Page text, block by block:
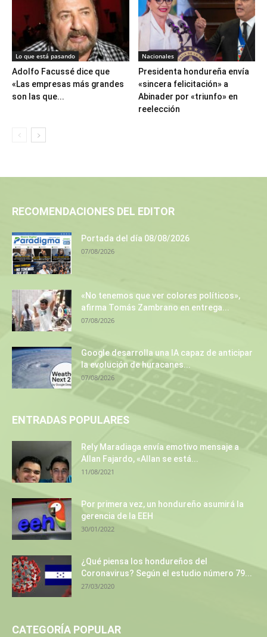
Lo que está pasando
Adolfo Facussé dice que
«Las empresas más grandes
son las que...
Nacionales
Presidenta hondureña envía
«sincera felicitación» a
Abinader por «triunfo» en
reelección
RECOMENDACIONES DEL EDITOR
Portada del día 08/08/2026
07/08/2026
«No tenemos que ver colores políticos»,
afirma Tomás Zambrano en entrega...
07/08/2026
Google desarrolla una IA capaz de anticipar
la evolución de huracanes...
07/08/2026
ENTRADAS POPULARES
Rely Maradiaga envía emotivo mensaje a
Allan Fajardo, «Allan se está...
11/08/2021
Por primera vez, un hondureño asumirá la
gerencia de la EEH
30/01/2022
¿Qué piensa los hondureños del
Coronavirus? Según el estudio número 79...
27/03/2020
CATEGORÍA POPULAR